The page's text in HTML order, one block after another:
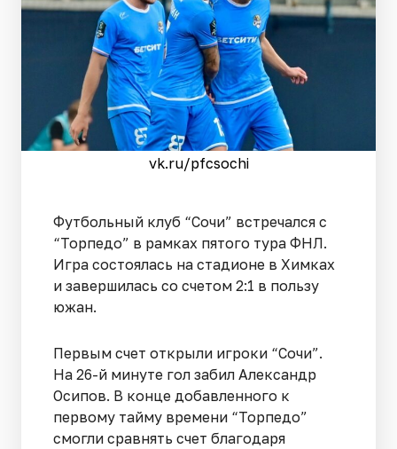
vk.ru/pfcsochi
Футбольный клуб “Сочи” встречался с
“Торпедо” в рамках пятого тура ФНЛ.
Игра состоялась на стадионе в Химках
и завершилась со счетом 2:1 в пользу
южан.
Первым счет открыли игроки “Сочи”.
На 26-й минуте гол забил Александр
Осипов. В конце добавленного к
первому тайму времени “Торпедо”
смогли сравнять счет благодаря